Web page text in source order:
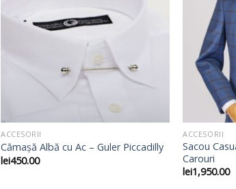
ACCESORII
Cămașă Albă cu Ac – Guler Piccadilly
lei450.00
ACCESORII
Sacou
Carouri
lei1,950.00